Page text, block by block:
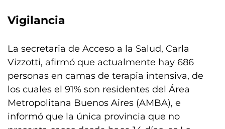
Vigilancia
La secretaria de Acceso a la Salud, Carla
Vizzotti, afirmó que actualmente hay 686
personas en camas de terapia intensiva, de
los cuales el 91% son residentes del Área
Metropolitana Buenos Aires (AMBA), e
informó que la única provincia que no